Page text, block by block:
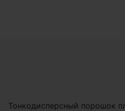
Тонкодисперсный порошок